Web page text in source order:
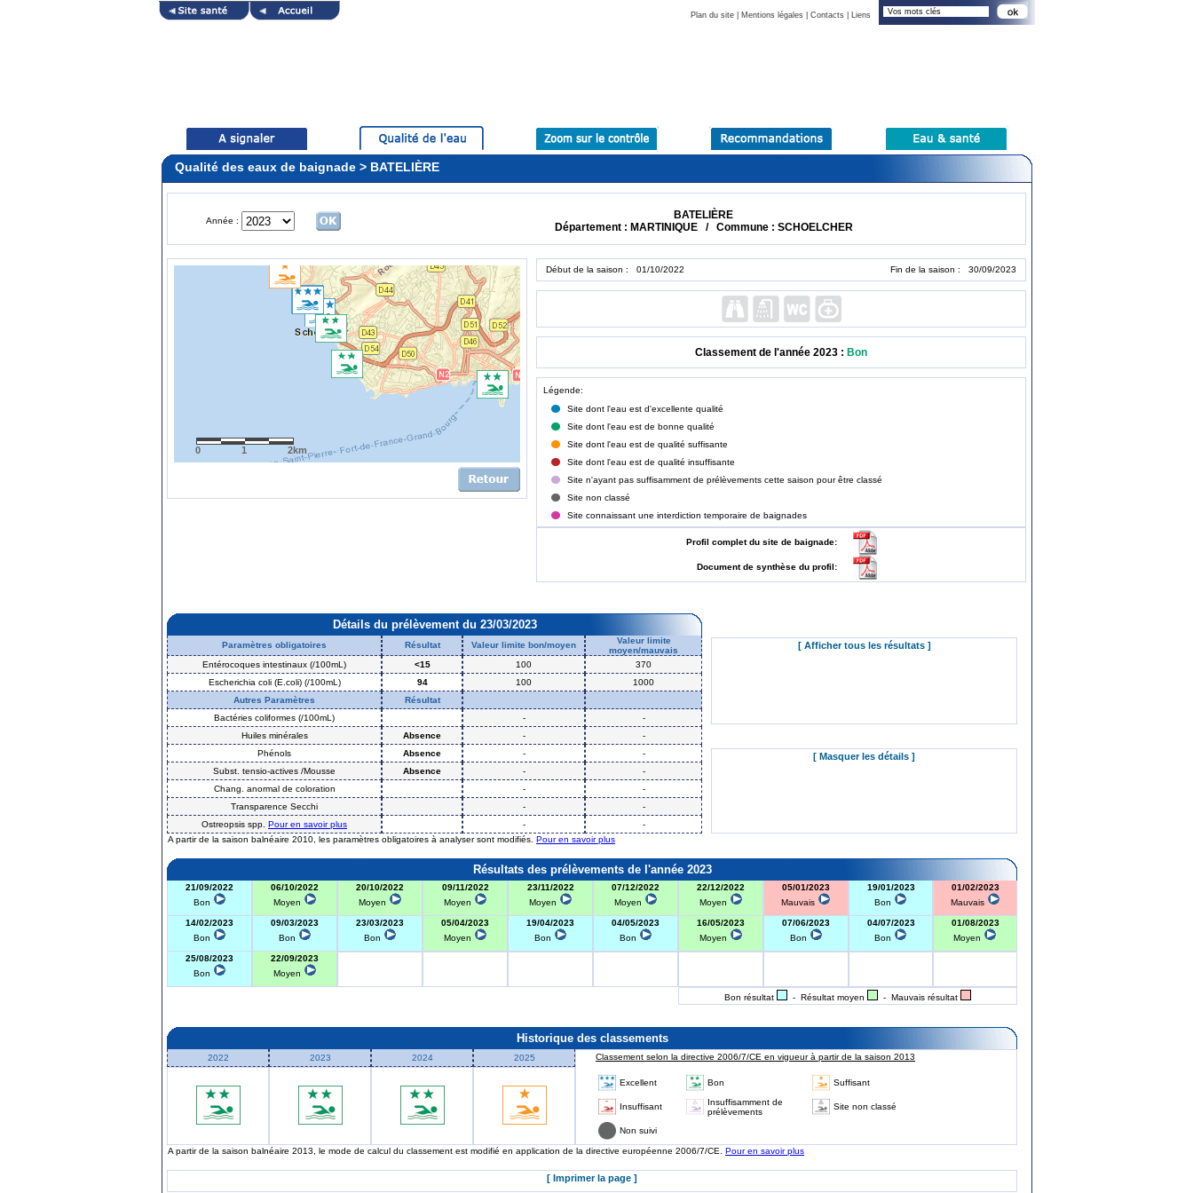
Plan du site| Mentions légales| Contacts| Liens
Qualité des eaux de baignade > BATELIÈRE
Année :
BATELIÈRE
Département : MARTINIQUE / Commune : SCHOELCHER
0 1 2km
Début de la saison : 01/10/2022 Fin de la saison : 30/09/2023
Classement de l'année 2023 : Bon
Légende:
Site dont l'eau est d'excellente qualité
Site dont l'eau est de bonne qualité
Site dont l'eau est de qualité suffisante
Site dont l'eau est de qualité insuffisante
Site n'ayant pas suffisamment de prélèvements cette saison pour être classé
Site non classé
Site connaissant une interdiction temporaire de baignades
Profil complet du site de baignade:
Document de synthèse du profil:
Détails du prélèvement du 23/03/2023
Paramètres obligatoires Résultat Valeur limite bon/moyen
Valeur limite
moyen/mauvais
Entérocoques intestinaux (/100mL)
<15 100
370
Escherichia coli (E.coli) (/100mL)
94 100
1000
Autres Paramètres
Résultat
Bactéries coliformes (/100mL)
-
-
Huiles minérales
Absence -
-
Phénols
Absence -
-
Subst. tensio-actives /Mousse
Absence -
-
Chang. anormal de coloration
-
-
Transparence Secchi
-
-
Ostreopsis spp. Pour en savoir plus - -
[ Afficher tous les résultats ]
[ Masquer les détails ]
A partir de la saison balnéaire 2010, les paramètres obligatoires à analyser sont modifiés. Pour en savoir plus
Résultats des prélèvements de l'année 2023
21/09/2022
Bon
06/10/2022
Moyen
20/10/2022
Moyen
09/11/2022
Moyen
23/11/2022
Moyen
07/12/2022
Moyen
22/12/2022
Moyen
05/01/2023
Mauvais
19/01/2023
Bon
01/02/2023
Mauvais
14/02/2023
Bon
09/03/2023
Bon
23/03/2023
Bon
05/04/2023
Moyen
19/04/2023
Bon
04/05/2023
Bon
16/05/2023
Moyen
07/06/2023
Bon
04/07/2023
Bon
01/08/2023
Moyen
25/08/2023
Bon
22/09/2023
Moyen
Bon résultat - Résultat moyen - Mauvais résultat
Historique des classements
2022 2023 2024 2025 Classement selon la directive 2006/7/CE en vigueur à partir de la saison 2013
Excellent Bon Suffisant
Insuffisant
Insuffisamment de
prélèvements
Site non classé
Non suivi
A partir de la saison balnéaire 2013, le mode de calcul du classement est modifié en application de la directive européenne 2006/7/CE. Pour en savoir plus
[ Imprimer la page ]